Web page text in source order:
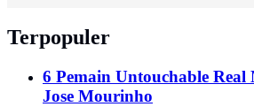
Terpopuler
6 Pemain Untouchable
Jose Mourinho